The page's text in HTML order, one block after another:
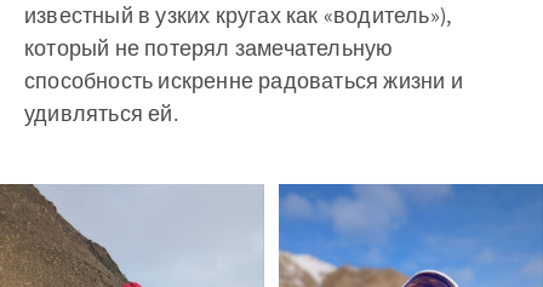
известный в узких кругах как «водитель»),
который не потерял замечательную
способность искренне радоваться жизни и
удивляться ей.